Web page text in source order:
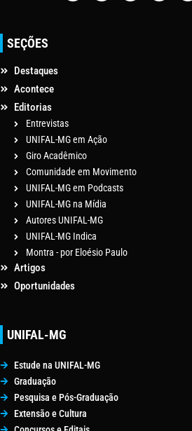
SEÇÕES
Destaques
Acontece
Editorias
Entrevistas
UNIFAL-MG em Ação
Giro Acadêmico
Comunidade em Movimento
UNIFAL-MG em Podcasts
UNIFAL-MG na Mídia
Autores UNIFAL-MG
UNIFAL-MG Indica
Montra - por Eloésio Paulo
Artigos
Oportunidades
UNIFAL-MG
Estude na UNIFAL-MG
Graduação
Pesquisa e Pós-Graduação
Extensão e Cultura